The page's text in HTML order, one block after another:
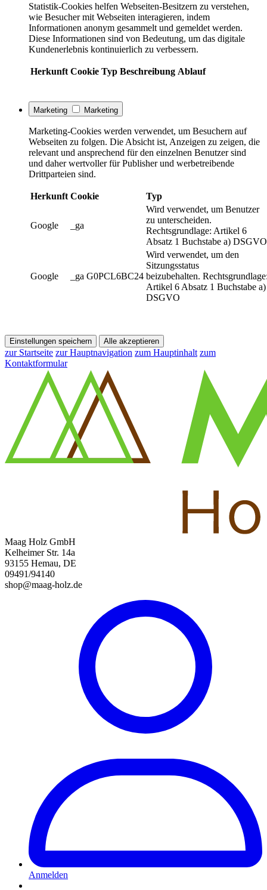
Statistik-Cookies helfen Webseiten-Besitzern zu verstehen,
wie Besucher mit Webseiten interagieren, indem
Informationen anonym gesammelt und gemeldet werden.
Diese Informationen sind von Bedeutung, um das digitale
Kundenerlebnis kontinuierlich zu verbessern.
Herkunft Cookie Typ Beschreibung Ablauf
Marketing Marketing
Marketing-Cookies werden verwendet, um Besuchern auf
Webseiten zu folgen. Die Absicht ist, Anzeigen zu zeigen, die
relevant und ansprechend für den einzelnen Benutzer sind
und daher wertvoller für Publisher und werbetreibende
Drittparteien sind.
Herkunft Cookie Typ
Google _ga
Wird verwendet, um Benutzer
zu unterscheiden.
Rechtsgrundlage: Artikel 6
Absatz 1 Buchstabe a) DSGVO
Google _ga G0PCL6BC24
Wird verwendet, um den
Sitzungsstatus
beizubehalten.
Artikel 6 Absatz 1 Buchstabe a)
DSGVO
Einstellungen speichern Alle akzeptieren
zur Startseite zur Hauptnavigation zum Hauptinhalt zum
Kontaktformular
Maag Holz GmbH
Kelheimer Str. 14a
93155 Hemau, DE
09491/94140
shop@maag-holz.de
Anmelden